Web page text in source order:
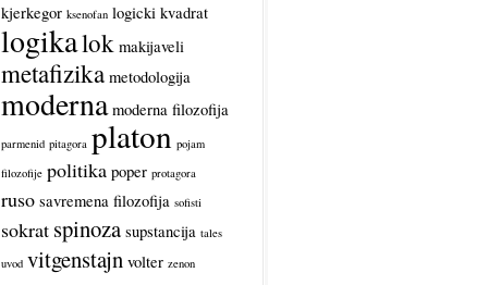
kjerkegor ksenofan logicki kvadrat
logikalok makijaveli
metafizika metodologija
moderna moderna filozofija
parmenid pitagora platon pojam
filozofije politika poper protagora
ruso savremena filozofija sofisti
sokrat spinoza supstancija tales
uvod vitgenstajn volter zenon